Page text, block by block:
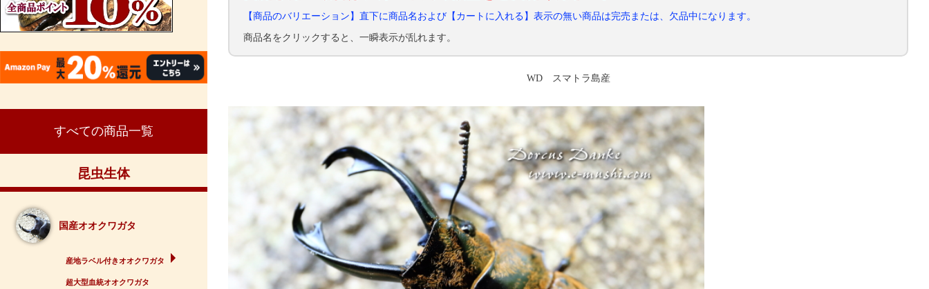
すべての商品一覧
昆虫生体
国産オオクワガタ
産地ラベル付きオオクワガタ
超大型血統オオクワガタ
【商品のバリエーション】直下に商品名および【カートに入れる】表示の無い商品は完売または、欠品中になります。
商品名をクリックすると、一瞬表示が乱れます。
WD スマトラ島産